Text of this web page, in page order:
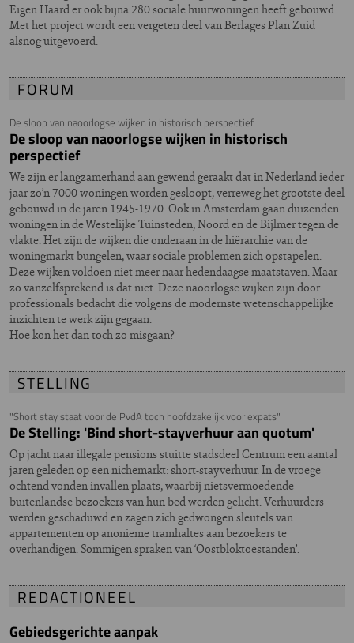
Eigen Haard er ook bijna 280 sociale huurwoningen heeft gebouwd.
Met het project wordt een vergeten deel van Berlages Plan Zuid
alsnog uitgevoerd.
FORUM
De sloop van naoorlogse wijken in historisch perspectief
De sloop van naoorlogse wijken in historisch
perspectief
We zijn er langzamerhand aan gewend geraakt dat in Nederland ieder
jaar zo’n 7000 woningen worden gesloopt, verreweg het grootste deel
gebouwd in de jaren 1945-1970. Ook in Amsterdam gaan duizenden
woningen in de Westelijke Tuinsteden, Noord en de Bijlmer tegen de
vlakte. Het zijn de wijken die onderaan in de hiërarchie van de
woningmarkt bungelen, waar sociale problemen zich opstapelen.
Deze wijken voldoen niet meer naar hedendaagse maatstaven. Maar
zo vanzelfsprekend is dat niet. Deze naoorlogse wijken zijn door
professionals bedacht die volgens de modernste wetenschappelijke
inzichten te werk zijn gegaan.
Hoe kon het dan toch zo misgaan?
STELLING
"Short stay staat voor de PvdA toch hoofdzakelijk voor expats"
De Stelling: 'Bind short-stayverhuur aan quotum'
Op jacht naar illegale pensions stuitte stadsdeel Centrum een aantal
jaren geleden op een nichemarkt: short-stayverhuur. In de vroege
ochtend vonden invallen plaats, waarbij nietsvermoedende
buitenlandse bezoekers van hun bed werden gelicht. Verhuurders
werden geschaduwd en zagen zich gedwongen sleutels van
appartementen op anonieme tramhaltes aan bezoekers te
overhandigen. Sommigen spraken van ‘Oostbloktoestanden’.
REDACTIONEEL
Gebiedsgerichte aanpak